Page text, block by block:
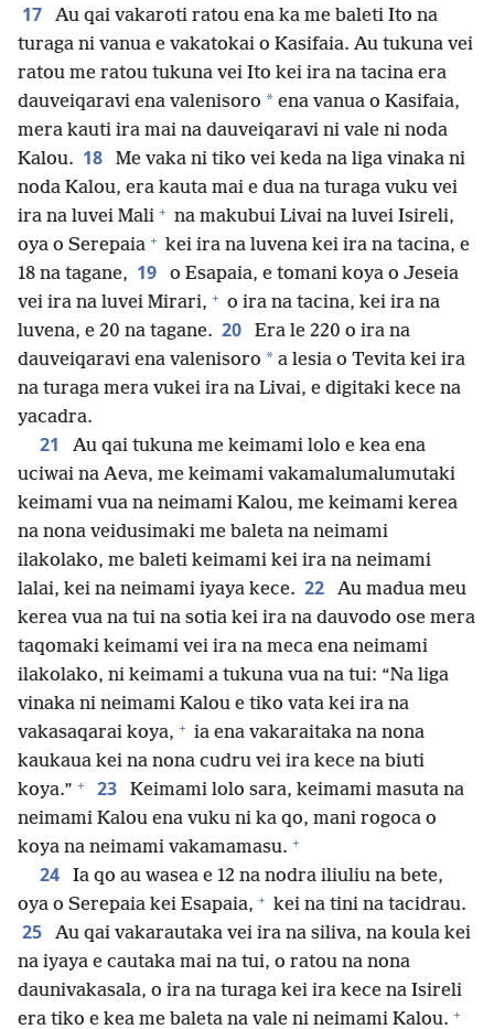
17
Au qai vakaroti ratou ena ka me baleti Ito na
turaga ni vanua e vakatokai o Kasifaia. Au tukuna vei
ratou me ratou tukuna vei Ito kei ira na tacina era
dauveiqaravi ena valenisoro * ena vanua o Kasifaia,
mera kauti ira mai na dauveiqaravi ni vale ni noda
Kalou. 18
Me vaka ni tiko vei keda na liga vinaka ni
noda Kalou, era kauta mai e dua na turaga vuku vei
ira na luvei Mali + na makubui Livai na luvei Isireli,
oya o Serepaia + kei ira na luvena kei ira na tacina, e
18 na tagane, 19
o Esapaia, e tomani koya o Jeseia
vei ira na luvei Mirari, + o ira na tacina, kei ira na
luvena, e 20 na tagane. 20
Era le 220 o ira na
dauveiqaravi ena valenisoro * a lesia o Tevita kei ira
na turaga mera vukei ira na Livai, e digitaki kece na
yacadra.
21
Au qai tukuna me keimami lolo e kea ena
uciwai na Aeva, me keimami vakamalumalumutaki
keimami vua na neimami Kalou, me keimami kerea
na nona veidusimaki me baleta na neimami
ilakolako, me baleti keimami kei ira na neimami
lalai, kei na neimami iyaya kece. 22
Au madua meu
kerea vua na tui na sotia kei ira na dauvodo ose mera
taqomaki keimami vei ira na meca ena neimami
ilakolako, ni keimami a tukuna vua na tui: “Na liga
vinaka ni neimami Kalou e tiko vata kei ira na
vakasaqarai koya, + ia ena vakaraitaka na nona
kaukaua kei na nona cudru vei ira kece na biuti
koya.” + 23
Keimami lolo sara, keimami masuta na
neimami Kalou ena vuku ni ka qo, mani rogoca o
koya na neimami vakamamasu. +
24
Ia qo au wasea e 12 na nodra iliuliu na bete,
oya o Serepaia kei Esapaia, + kei na tini na tacidrau.
25
Au qai vakarautaka vei ira na siliva, na koula kei
na iyaya e cautaka mai na tui, o ratou na nona
daunivakasala, o ira na turaga kei ira kece na Isireli
era tiko e kea me baleta na vale ni neimami Kalou. +